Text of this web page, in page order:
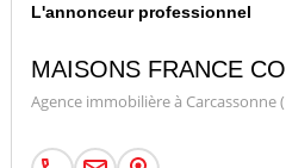
L'annonceur professionnel
MAISONS FRANCE
Agence immobilière à Carcassonne